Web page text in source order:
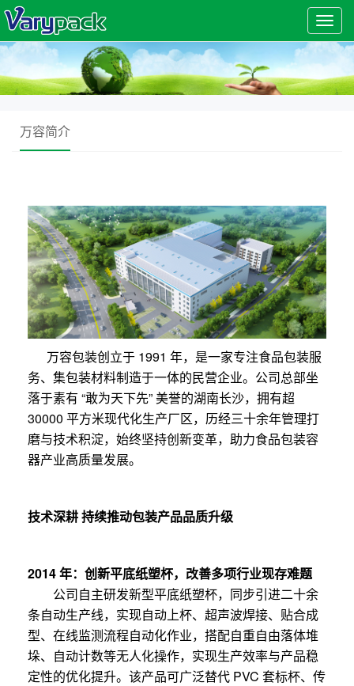
万容简介
万容包装创立于 1991 年，是一家专注食品包装服
务、集包装材料制造于一体的民营企业。公司总部坐
落于素有 “敢为天下先” 美誉的湖南长沙，拥有超
30000 平方米现代化生产厂区，历经三十余年管理打
磨与技术积淀，始终坚持创新变革，助力食品包装容
器产业高质量发展。
技术深耕 持续推动包装产品品质升级
2014 年：创新平底纸塑杯，改善多项行业现存难题
公司自主研发新型平底纸塑杯，同步引进二十余
条自动生产线，实现自动上杯、超声波焊接、贴合成
型、在线监测流程自动化作业，搭配自重自由落体堆
垛、自动计数等无人化操作，实现生产效率与产品稳
定性的优化提升。该产品可广泛替代 PVC 套标杯、传